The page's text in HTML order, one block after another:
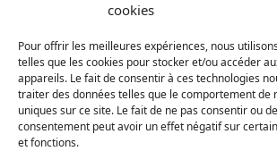
cookies
Pour offrir les meilleures expériences, nous
telles que les cookies pour stocker et/ou accéder
appareils. Le fait de consentir à ces technologies
traiter des données telles que le comportement de
uniques sur ce site. Le fait de ne pas consentir ou
consentement peut avoir un effet négatif sur
et fonctions.
From monday to thursday
From 8h to 12h30 and from 13h30 to
On friday
From 8h to 12h30 and from 13h30 to